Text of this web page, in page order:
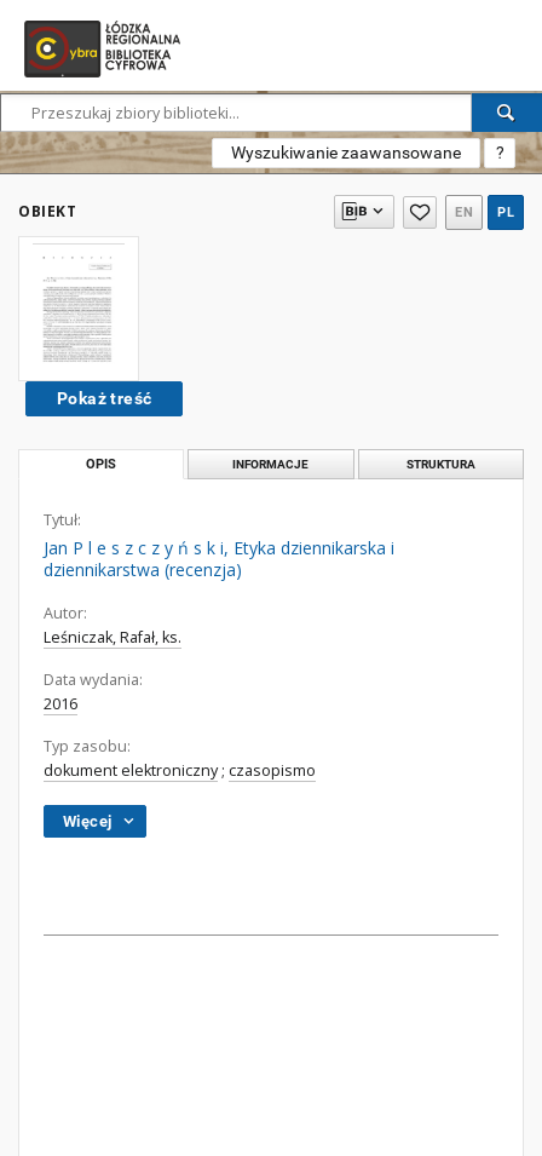
Wyszukiwanie zaawansowane ?
OBIEKT EN PL
Pokaż treść
OPIS INFORMACJE STRUKTURA
Tytuł:
Jan P l e s z c z y ń s k i, Etyka dziennikarska i
dziennikarstwa (recenzja)
Autor:
Leśniczak, Rafał, ks.
Data wydania:
2016
Typ zasobu:
dokument elektroniczny; czasopismo
Więcej